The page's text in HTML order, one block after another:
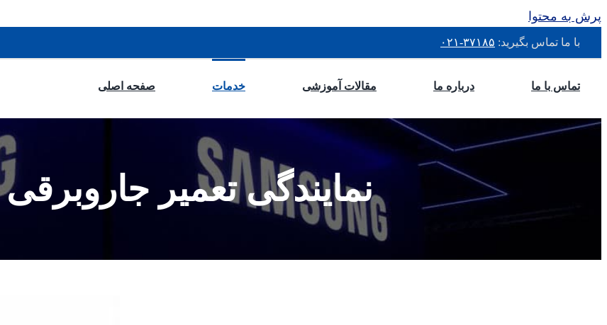
پرش به محتوا
با ما تماس بگیرید: ۳۷۱۸۵-۰۲۱
صفحه اصلی خدمات مقالات آموزشی درباره ما تماس با ما
نمایندگی تعمیر